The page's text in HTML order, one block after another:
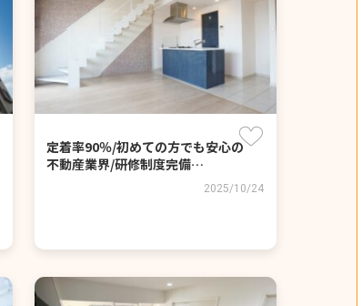
定着率90％/初めての方でも安心の
不動産業界/研修制度完備…
2025/10/24